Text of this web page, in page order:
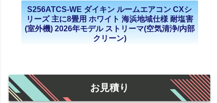
S256ATCS-WE ダイキン ルームエアコン CXシ
リーズ 主に8畳用 ホワイト 海浜地域仕様 耐塩害
(室外機) 2026年モデル ストリーマ(空気清浄/内部
クリーン)
お見積り